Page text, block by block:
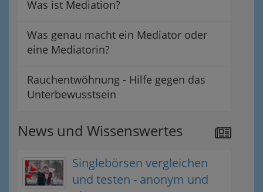
Was ist Mediation?
Was genau macht ein Mediator oder
eine Mediatorin?
Rauchentwöhnung - Hilfe gegen das
Unterbewusstsein
News und Wissenswertes
Singlebörsen vergleichen
und testen - anonym und